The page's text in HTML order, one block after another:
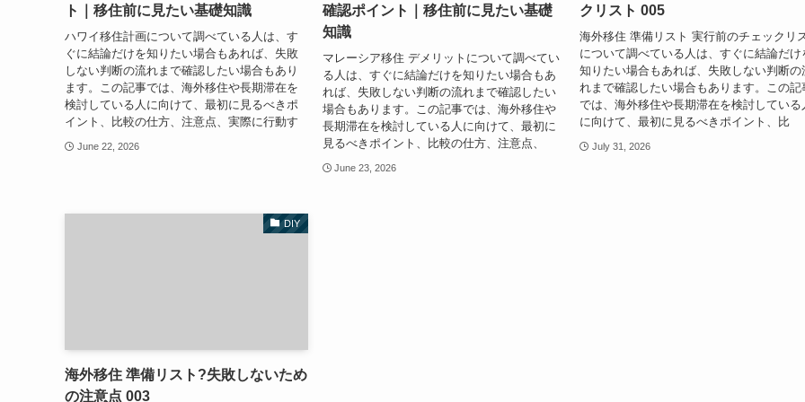
ト｜移住前に見たい基礎知識
ハワイ移住計画について調べている人は、す
ぐに結論だけを知りたい場合もあれば、失敗
しない判断の流れまで確認したい場合もあり
ます。この記事では、海外移住や長期滞在を
検討している人に向けて、最初に見るべきポ
イント、比較の仕方、注意点、実際に行動す
June 22, 2026
確認ポイント｜移住前に見たい基礎
知識
マレーシア移住 デメリットについて調べてい
る人は、すぐに結論だけを知りたい場合もあ
れば、失敗しない判断の流れまで確認したい
場合もあります。この記事では、海外移住や
長期滞在を検討している人に向けて、最初に
見るべきポイント、比較の仕方、注意点、
June 23, 2026
クリスト 005
海外移住 準備リスト 実行前のチェックリ
について調べている人は、すぐに結論だけ
知りたい場合もあれば、失敗しない判断の
れまで確認したい場合もあります。この記
では、海外移住や長期滞在を検討している
に向けて、最初に見るべきポイント、比
July 31, 2026
DIY
海外移住 準備リスト?失敗しないため
の注意点 003